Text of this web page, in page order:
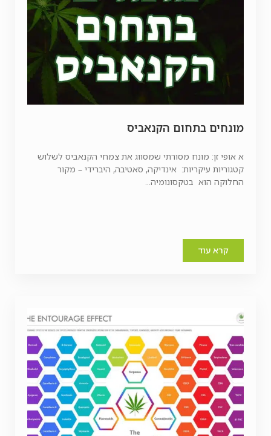
מונחים בתחום הקנאביס
א אופי זן: מונח מסורתי שמסווג את צמחי הקנאביס לשלוש
קטגוריות עיקריות: אינדיקה, סאטיבה, היברידי – מקור
החלוקה הוא בטקסונומיה...
קרא עוד